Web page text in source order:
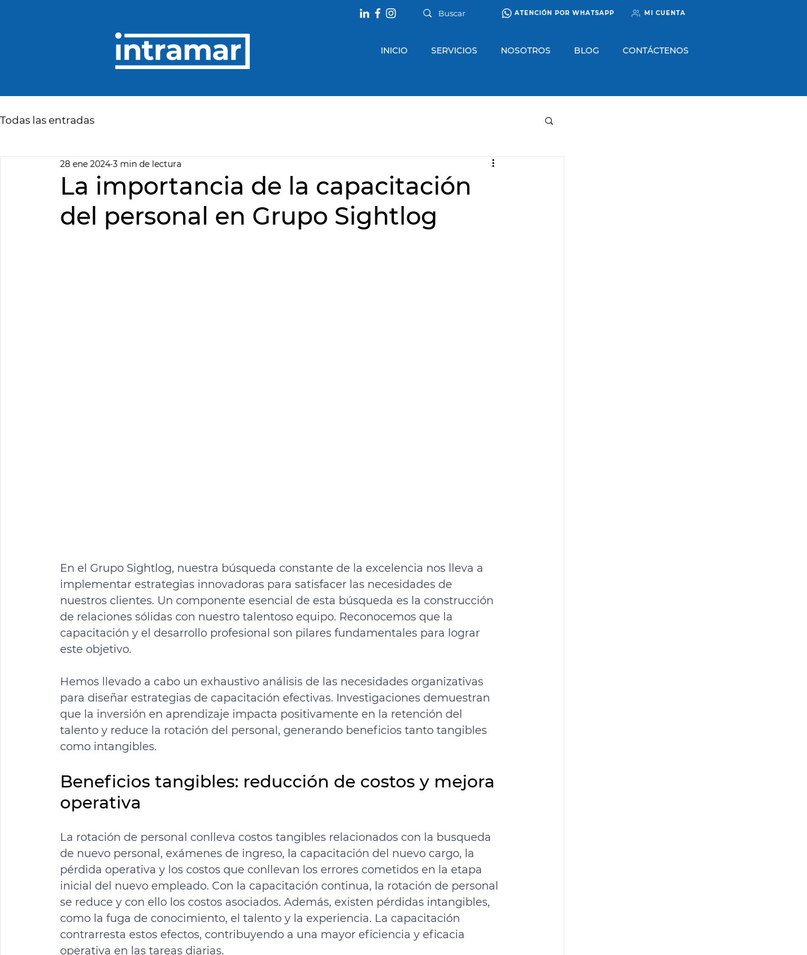
ATENCIÓN POR WHATSAPP MI CUENTA
INICIO SERVICIOS NOSOTROS BLOG CONTÁCTENOS
Todas las entradas
La importancia de la capacitación
del personal en Grupo Sightlog
28 ene 2024 3 min de lectura
En el Grupo Sightlog, nuestra búsqueda constante de la excelencia nos lleva a
implementar estrategias innovadoras para satisfacer las necesidades de
nuestros clientes. Un componente esencial de esta búsqueda es la construcción
de relaciones sólidas con nuestro talentoso equipo. Reconocemos que la
capacitación y el desarrollo profesional son pilares fundamentales para lograr
este objetivo.
Hemos llevado a cabo un exhaustivo análisis de las necesidades organizativas
para diseñar estrategias de capacitación efectivas. Investigaciones demuestran
que la inversión en aprendizaje impacta positivamente en la retención del
talento y reduce la rotación del personal, generando beneficios tanto tangibles
como intangibles.
Beneficios tangibles: reducción de costos y mejora
operativa
La rotación de personal conlleva costos tangibles relacionados con la busqueda
de nuevo personal, exámenes de ingreso, la capacitación del nuevo cargo, la
pérdida operativa y los costos que conllevan los errores cometidos en la etapa
inicial del nuevo empleado. Con la capacitación continua, la rotación de personal
se reduce y con ello los costos asociados. Además, existen pérdidas intangibles,
como la fuga de conocimiento, el talento y la experiencia. La capacitación
contrarresta estos efectos, contribuyendo a una mayor eficiencia y eficacia
operativa en las tareas diarias.